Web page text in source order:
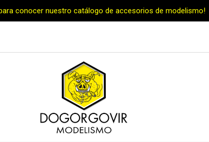
para conocer nuestro catálogo de accesorios de modelismo!